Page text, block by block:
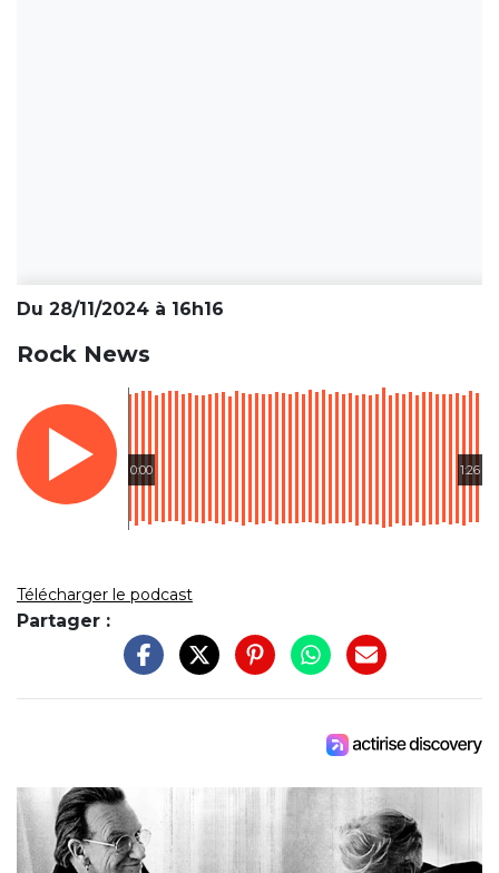
Du 28/11/2024 à 16h16
Rock News
0:00 1:26
Télécharger le podcast
Partager :